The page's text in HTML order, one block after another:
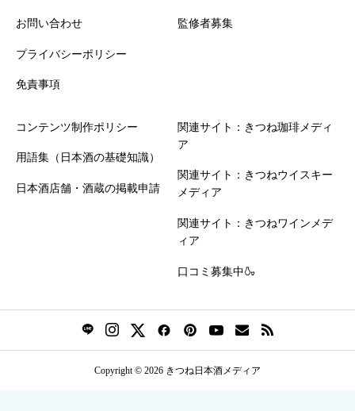
お問い合わせ
プライバシーポリシー
免責事項
監修者募集
コンテンツ制作ポリシー
用語集（日本酒の基礎知識）
日本酒店舗・酒蔵の掲載申請
関連サイト：きつね珈琲メディ
ア
関連サイト：きつねウイスキー
メディア
関連サイト：きつねワインメデ
ィア
口コミ募集中🍶
Copyright © 2026 きつね日本酒メディア